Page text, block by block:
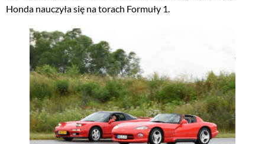
Honda nauczyła się na torach Formuły 1.